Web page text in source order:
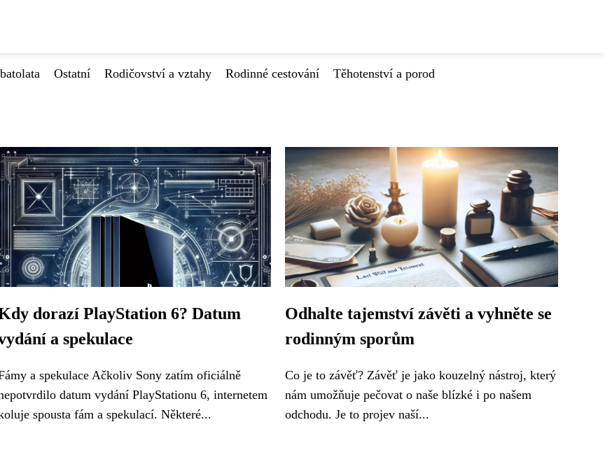
Ostatní Rodičovství a vztahy Rodinné cestování
Těhotenství a porod
dorazí PlayStation 6? Datum
a spekulace
a spekulace Ačkoliv Sony zatím oficiálně
datum vydání PlayStationu 6, internetem
spousta fám a spekulací. Některé...
Odhalte tajemství závěti a vyhněte se
rodinným sporům
Co je to závěť? Závěť je jako kouzelný nástroj, který
nám umožňuje pečovat o naše blízké i po našem
odchodu. Je to projev naší...